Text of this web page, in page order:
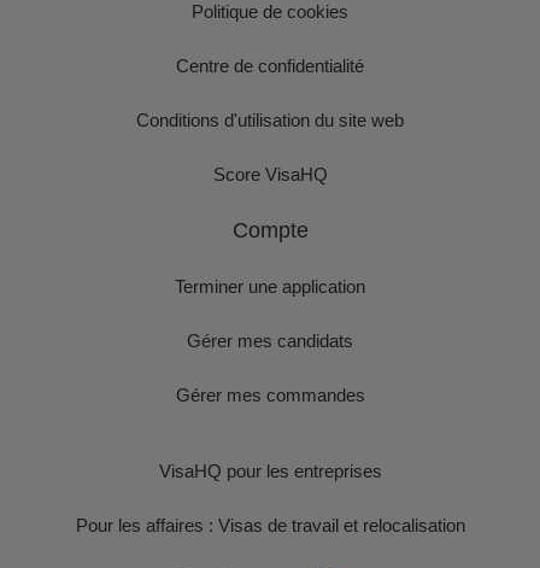
Politique de cookies
Centre de confidentialité
Conditions d'utilisation du site web
Score VisaHQ
Compte
Terminer une application
Gérer mes candidats
Gérer mes commandes
VisaHQ pour les entreprises
Pour les affaires : Visas de travail et relocalisation